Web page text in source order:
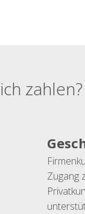
zahlen?
Zugang